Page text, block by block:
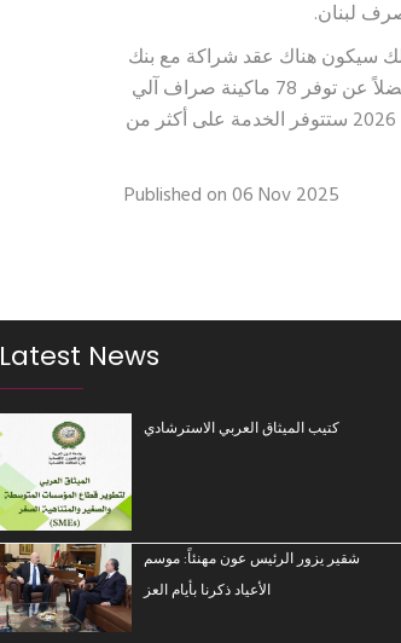
منتشرة في لبنان، كذلك سيكون هناك عقد شراكة مع بنك
مصر ولبنان كي يتمكن العملاء بالقيام بإيداعات وسحوبات نقدية. هذا فضلاً عن توفر 78 ماكينة صراف آلي
في لبنان، لافتاً إلى أن إنطلاقتنا ستكون قوية، كاشفاً أنه مع بداية العام 2026 ستتوفر الخدمة على أكثر من
Published on 06 Nov 2025
Latest News
كتيب الميثاق العربي الاسترشادي
شقير يزور الرئيس عون مهنئاً: موسم
الأعياد ذكرنا بأيام العز